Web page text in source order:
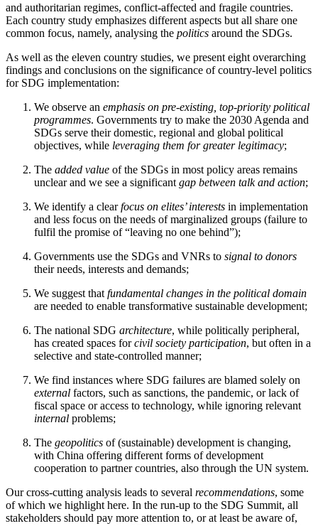
and authoritarian regimes, conflict-affected and fragile countries.
Each country study emphasizes different aspects but all share one
common focus, namely, analysing the politics around the SDGs.
As well as the eleven country studies, we present eight overarching
findings and conclusions on the significance of country-level politics
for SDG imple­mentation:
We observe an emphasis on pre-existing, top-priority political
programmes. Governments try to make the 2030 Agenda and
SDGs serve their domestic, regional and global political
objectives, while leveraging them for greater legitimacy;
The added value of the SDGs in most policy areas remains
unclear and we see a significantgap between talk and action;
We identify a clearfocus on elites’ interests in im­plementation
and less focus on the needs of marginalized groups (failure to
fulfil the promise of “leaving no one behind”);
Governments use the SDGs and VNRs to signal to donors
their needs, interests and demands;
We suggest thatfundamental changes in the political domain
are needed to enable transformative sustainable development;
The national SDG architecture, while politically pe­ripheral,
has created spaces forcivil society partici­pation, but often in a
selective and state-controlled manner;
We find instances where SDG failures are blamed solely on
external factors, such as sanctions, the pandemic, or lack of
fiscal space or access to tech­nology, while ignoring relevant
internal problems;
The geopolitics of (sustainable) development is chang­ing,
with China offering different forms of development
cooperation to partner countries, also through the UN system.
Our cross-cutting analysis leads to several recommendations, some
of which we highlight here. In the run-up to the SDG Summit, all
stakeholders should pay more attention to, or at least be aware of,